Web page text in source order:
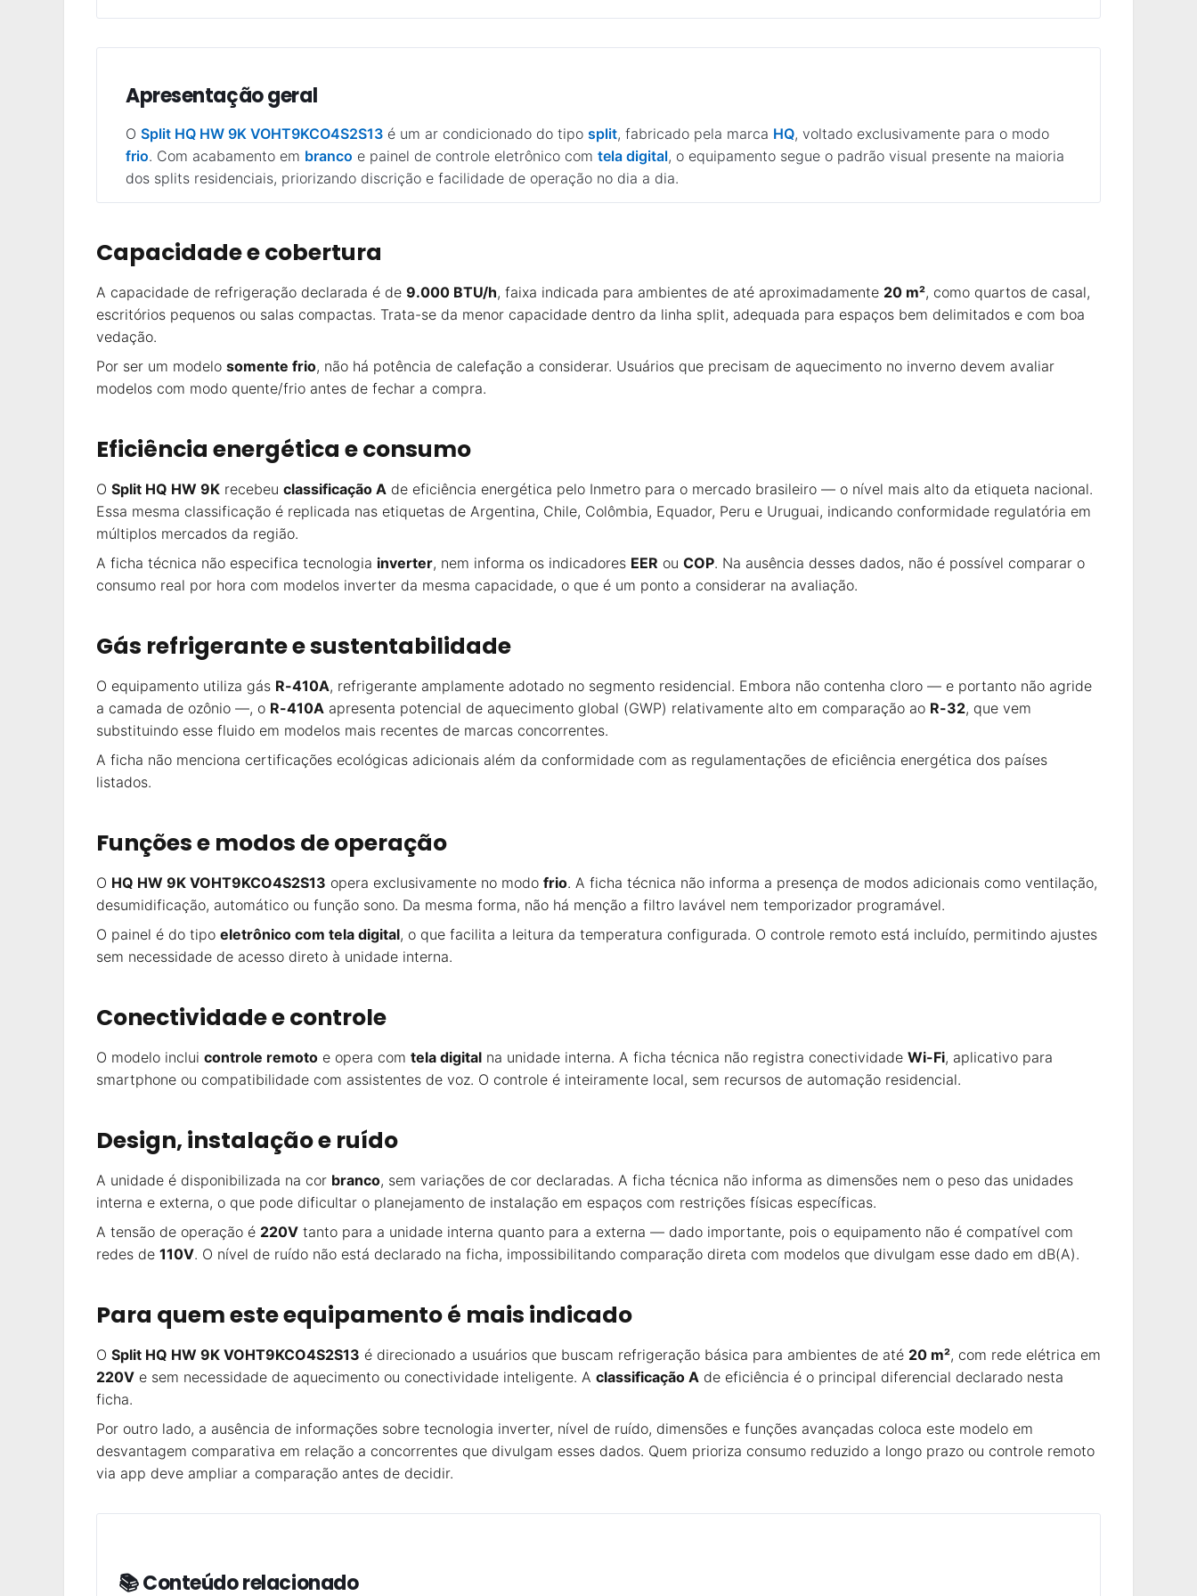
Apresentação geral
O Split HQ HW 9K VOHT9KCO4S2S13 é um ar condicionado do tipo split, fabricado pela marca HQ, voltado exclusivamente para o modo
frio. Com acabamento em branco e painel de controle eletrônico com tela digital, o equipamento segue o padrão visual presente na maioria
dos splits residenciais, priorizando discrição e facilidade de operação no dia a dia.
Capacidade e cobertura
A capacidade de refrigeração declarada é de 9.000 BTU/h, faixa indicada para ambientes de até aproximadamente 20 m², como quartos de casal,
escritórios pequenos ou salas compactas. Trata-se da menor capacidade dentro da linha split, adequada para espaços bem delimitados e com boa
vedação.
Por ser um modelo somente frio, não há potência de calefação a considerar. Usuários que precisam de aquecimento no inverno devem avaliar
modelos com modo quente/frio antes de fechar a compra.
Eficiência energética e consumo
O Split HQ HW 9K recebeu classificação A de eficiência energética pelo Inmetro para o mercado brasileiro — o nível mais alto da etiqueta nacional.
Essa mesma classificação é replicada nas etiquetas de Argentina, Chile, Colômbia, Equador, Peru e Uruguai, indicando conformidade regulatória em
múltiplos mercados da região.
A ficha técnica não especifica tecnologia inverter, nem informa os indicadores EER ou COP. Na ausência desses dados, não é possível comparar o
consumo real por hora com modelos inverter da mesma capacidade, o que é um ponto a considerar na avaliação.
Gás refrigerante e sustentabilidade
O equipamento utiliza gás R-410A, refrigerante amplamente adotado no segmento residencial. Embora não contenha cloro — e portanto não agride
a camada de ozônio —, o R-410A apresenta potencial de aquecimento global (GWP) relativamente alto em comparação ao R-32, que vem
substituindo esse fluido em modelos mais recentes de marcas concorrentes.
A ficha não menciona certificações ecológicas adicionais além da conformidade com as regulamentações de eficiência energética dos países
listados.
Funções e modos de operação
O HQ HW 9K VOHT9KCO4S2S13 opera exclusivamente no modo frio. A ficha técnica não informa a presença de modos adicionais como ventilação,
desumidificação, automático ou função sono. Da mesma forma, não há menção a filtro lavável nem temporizador programável.
O painel é do tipo eletrônico com tela digital, o que facilita a leitura da temperatura configurada. O controle remoto está incluído, permitindo ajustes
sem necessidade de acesso direto à unidade interna.
Conectividade e controle
O modelo inclui controle remoto e opera com tela digital na unidade interna. A ficha técnica não registra conectividade Wi-Fi, aplicativo para
smartphone ou compatibilidade com assistentes de voz. O controle é inteiramente local, sem recursos de automação residencial.
Design, instalação e ruído
A unidade é disponibilizada na cor branco, sem variações de cor declaradas. A ficha técnica não informa as dimensões nem o peso das unidades
interna e externa, o que pode dificultar o planejamento de instalação em espaços com restrições físicas específicas.
A tensão de operação é 220V tanto para a unidade interna quanto para a externa — dado importante, pois o equipamento não é compatível com
redes de 110V. O nível de ruído não está declarado na ficha, impossibilitando comparação direta com modelos que divulgam esse dado em dB(A).
Para quem este equipamento é mais indicado
O Split HQ HW 9K VOHT9KCO4S2S13 é direcionado a usuários que buscam refrigeração básica para ambientes de até 20 m², com rede elétrica em
220V e sem necessidade de aquecimento ou conectividade inteligente. A classificação A de eficiência é o principal diferencial declarado nesta
ficha.
Por outro lado, a ausência de informações sobre tecnologia inverter, nível de ruído, dimensões e funções avançadas coloca este modelo em
desvantagem comparativa em relação a concorrentes que divulgam esses dados. Quem prioriza consumo reduzido a longo prazo ou controle remoto
via app deve ampliar a comparação antes de decidir.
📚 Conteúdo relacionado